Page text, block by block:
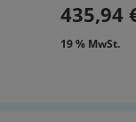
435,94
19 % MwSt.